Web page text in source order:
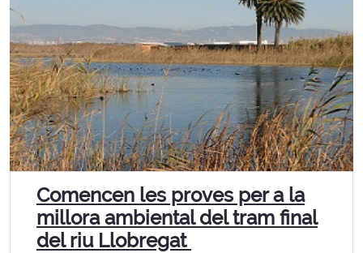
Comencen les proves per a la
millora ambiental del tram final
del riu Llobregat